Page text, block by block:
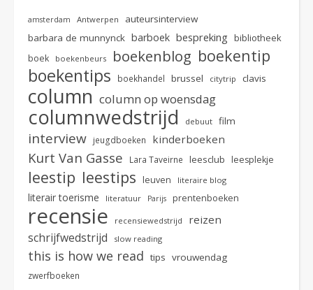
amsterdam Antwerpen
auteursinterview
barbara de munnynck barboek bespreking bibliotheek
boek boekenbeurs boekenblog boekentip
boekentips boekhandel brussel citytrip clavis
column column op woensdag
columnwedstrijd debuut film
interview jeugdboeken kinderboeken
Kurt Van Gasse Lara Taveirne leesclub leesplekje
leestip leestips leuven literaire blog
literair toerisme literatuur Parijs prentenboeken
recensie recensiewedstrijd reizen
schrijfwedstrijd slow reading
this is how we read tips vrouwendag
zwerfboeken